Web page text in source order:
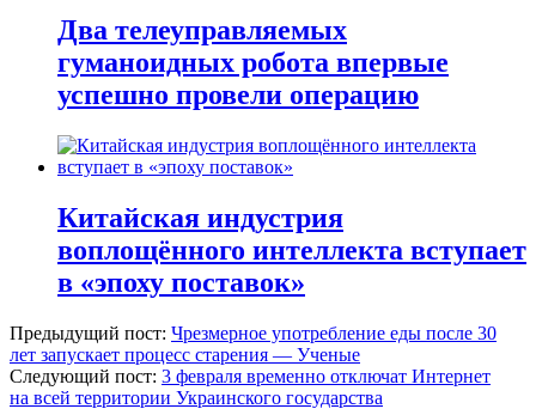
Два телеуправляемых
гуманоидных робота впервые
успешно провели операцию
Китайская индустрия
воплощённого интеллекта вступает
в «эпоху поставок»
Предыдущий пост: Чрезмерное употребление еды после 30
лет запускает процесс старения — Ученые
Следующий пост: 3 февраля временно отключат Интернет
на всей территории Украинского государства